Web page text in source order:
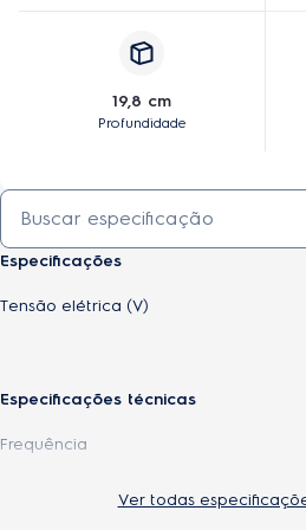
19,8 cm
Profundidade
Especificações
Tensão elétrica (V)
Especificações técnicas
Frequência
Altura do produtoVer todas